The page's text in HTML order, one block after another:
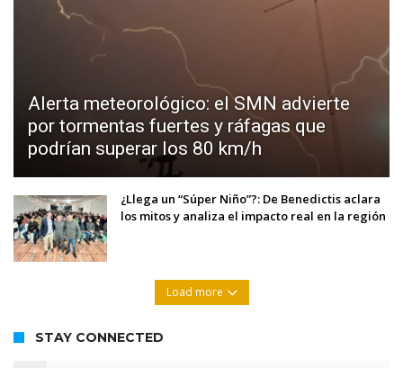
Alerta meteorológico: el SMN advierte
por tormentas fuertes y ráfagas que
podrían superar los 80 km/h
¿Llega un “Súper Niño”?: De Benedictis aclara
los mitos y analiza el impacto real en la región
Load more
STAY CONNECTED